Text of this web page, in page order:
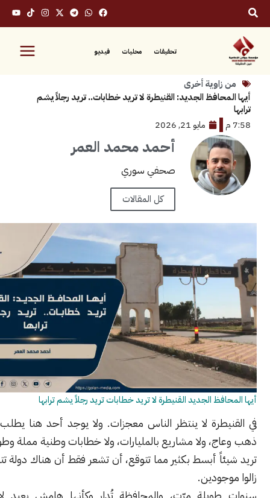
محليات فيديو
أخرى
الجديد: القنيطرة لا تريد خطابات.. تريد رجلاً يشم
مايو 21, 2026
أحمد محمد العمر
صحفي سوري
الجديد القنيطرة لا تريد خطابات تريد رجلاً يشم ترابها
لا ينتظر الناس معجزات. ولا يوجد أحد هنا يطلب مدينة من
ولا مشاريع بالمليارات، ولا خطابات وطنية مملة وطويلة. الناس
أبسط بكثير مما تتوقع، أن تشعر فقط أن هناك دولة تتذكر أنهم ما